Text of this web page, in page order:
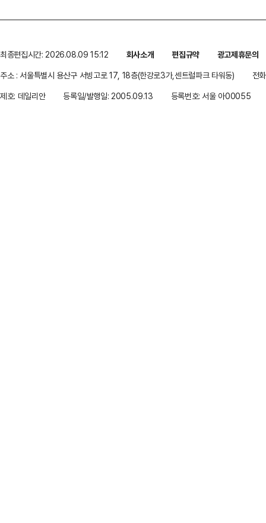
최종편집시간: 2026.08.09 15:12 회사소개 편집규약
광고제휴문의
주소 : 서울특별시 용산구 서빙고로 17, 18층(한강로3가,센트럴파크 타워동)
전
제호: 데일리안
등록일/발행일: 2005.09.13 등록번호: 서울 아00055